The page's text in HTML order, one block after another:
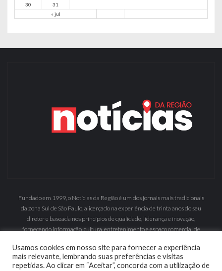
« jul
30
31
Fundado em 1999, o Notícias da Região é um dos jornais mais tradicionais
da zona Sul de São Paulo, alicerçado na experiência de trinta anos do seu
diretor e baseada nos princípios de qualidade, liderança e inovação,
fornecendo informação, cultura, entretenimento e espaço comercial de
Usamos cookies em nosso site para fornecer a experiência
mais relevante, lembrando suas preferências e visitas
repetidas. Ao clicar em “Aceitar”, concorda com a utilização de